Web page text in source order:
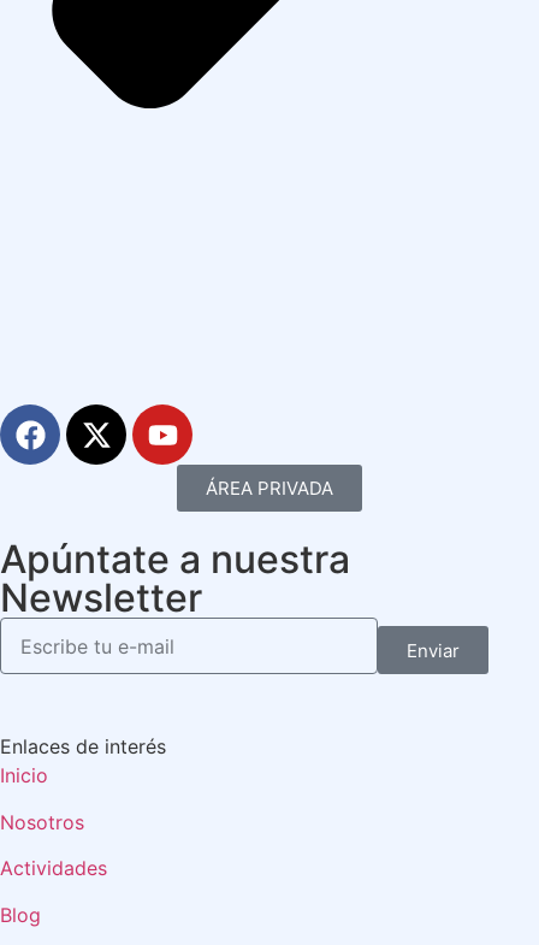
ÁREA PRIVADA
Apúntate a nuestra
Newsletter
Enviar
Enlaces de interés
Inicio
Nosotros
Actividades
Blog